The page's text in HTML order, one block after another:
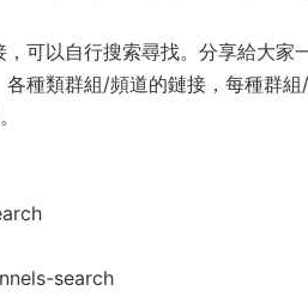
可以自行搜索尋找。分享給大家
種類群組/頻道的鏈接，每種群
search